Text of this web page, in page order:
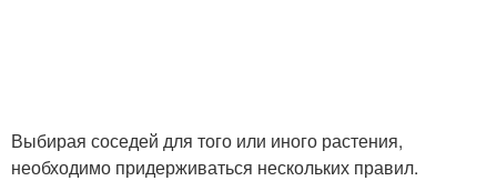
Выбирая соседей для того или иного растения,
необходимо придерживаться нескольких правил.